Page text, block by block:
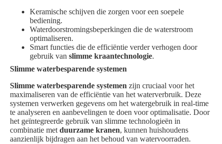
Keramische schijven die zorgen voor een soepele
bediening.
Waterdoorstromingsbeperkingen die de waterstroom
optimaliseren.
Smart functies die de efficiëntie verder verhogen door
gebruik van slimme kraantechnologie.
Slimme waterbesparende systemen
Slimme waterbesparende systemen zijn cruciaal voor het
maximaliseren van de efficiëntie van het waterverbruik. Deze
systemen verwerken gegevens om het watergebruik in real-time
te analyseren en aanbevelingen te doen voor optimalisatie. Door
het geïntegreerde gebruik van slimme technologieën in
combinatie met duurzame kranen, kunnen huishoudens
aanzienlijk bijdragen aan het behoud van watervoorraden.